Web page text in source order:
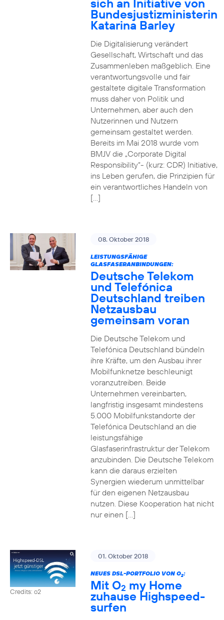
sich an Initiative von
Bundesjustizministerin
Katarina Barley
Die Digitalisierung verändert
Gesellschaft, Wirtschaft und das
Zusammenleben maßgeblich. Eine
verantwortungsvolle und fair
gestaltete digitale Transformation
muss daher von Politik und
Unternehmen, aber auch den
Nutzerinnen und Nutzern
gemeinsam gestaltet werden.
Bereits im Mai 2018 wurde vom
BMJV die „Corporate Digital
Responsibility“- (kurz: CDR) Initiative,
ins Leben gerufen, die Prinzipien für
ein verantwortliches Handeln von
[…]
08. Oktober 2018
LEISTUNGSFÄHIGE
GLASFASERANBINDUNGEN:
Deutsche Telekom
und Telefónica
Deutschland treiben
Netzausbau
gemeinsam voran
Die Deutsche Telekom und
Telefónica Deutschland bündeln
ihre Kräfte, um den Ausbau ihrer
Mobilfunknetze beschleunigt
voranzutreiben. Beide
Unternehmen vereinbarten,
langfristig insgesamt mindestens
5.000 Mobilfunkstandorte der
Telefónica Deutschland an die
leistungsfähige
Glasfaserinfrastruktur der Telekom
anzubinden. Die Deutsche Telekom
kann die daraus erzielten
Synergien wiederum unmittelbar
für den eigenen Netzausbau
nutzen. Diese Kooperation hat nicht
nur einen […]
Credits: o2
01. Oktober 2018
NEUES DSL-PORTFOLIO VON O2:
Mit O2 my Home
zuhause Highspeed-
surfen